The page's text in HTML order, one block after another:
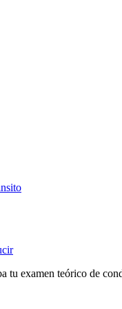
tu examen teórico de